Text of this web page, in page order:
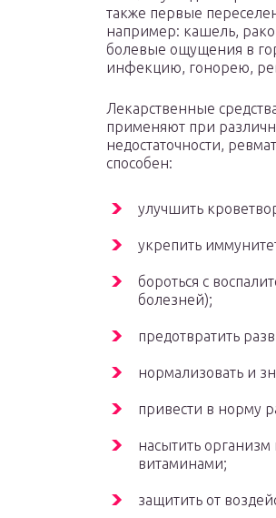
также первые
например: кашель,
болевые ощущения в
инфекцию, гонорею,
Лекарственные
применяют при
недостаточности,
способен:
улучшить
укрепить
бороться с
болезней);
предотвратить
нормализовать и
привести в норму
насытить
витаминами;
защитить от